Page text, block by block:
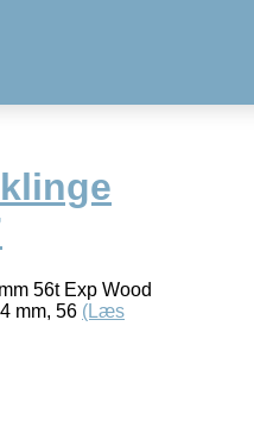
56t Exp Wood
mm, 56 (Læs